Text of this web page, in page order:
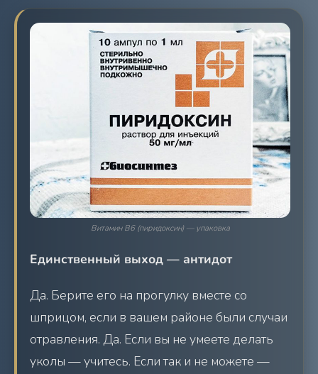
Витамин В6 (пиридоксин) — упаковка
Единственный выход — антидот
Да. Берите его на прогулку вместе со
шприцом, если в вашем районе были случаи
отравления. Да. Если вы не умеете делать
уколы — учитесь. Если так и не можете —